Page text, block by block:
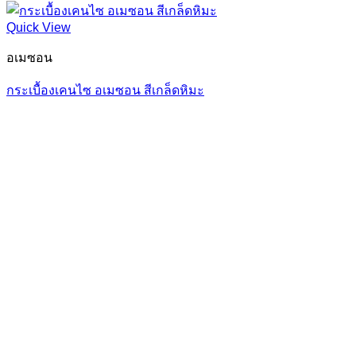
Quick View
อเมซอน
กระเบื้องเคนไซ อเมซอน สีเกล็ดหิมะ